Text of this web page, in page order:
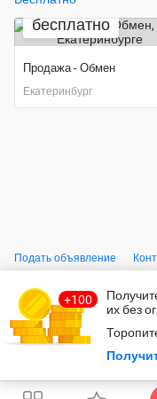
их без
бесплатно
Продажа - Обмен
Екатеринбург
Подать объявление
© Leboard.ru – безопасный
Использование сайта, в
согласие с
конфидециальности.
Оплачивая услуги на